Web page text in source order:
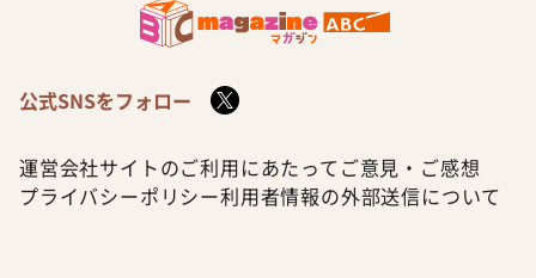
公式SNSをフォロー
運営会社サイトのご利用にあたって ご意見・ご感想
プライバシーポリシー利用者情報の外部送信について